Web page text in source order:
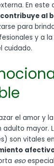
En este
al
para
y a
cuidado.
el amor y
adulto mayor.
son vitales
eso